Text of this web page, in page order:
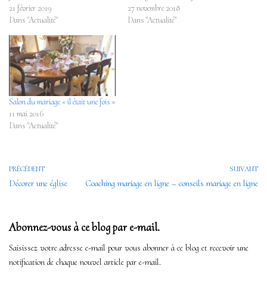
21 février 2019
Dans "Actualité"
27 novembre 2018
Dans "Actualité"
Salon du mariage « il était une fois »
11 mai 2016
Dans "Actualité"
PRÉCÉDENT
Décorer une église
SUIVANT
Coaching mariage en ligne – conseils mariage en ligne
Abonnez-vous à ce blog par e-mail.
Saisissez votre adresse e-mail pour vous abonner à ce blog et recevoir une
notification de chaque nouvel article par e-mail.